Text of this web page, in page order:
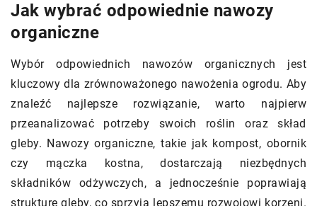
Jak wybrać odpowiednie nawozy
organiczne
Wybór odpowiednich nawozów organicznych jest
kluczowy dla zrównoważonego nawożenia ogrodu. Aby
znaleźć najlepsze rozwiązanie, warto najpierw
przeanalizować potrzeby swoich roślin oraz skład
gleby. Nawozy organiczne, takie jak kompost, obornik
czy mączka kostna, dostarczają niezbędnych
składników odżywczych, a jednocześnie poprawiają
strukturę gleby, co sprzyja lepszemu rozwojowi korzeni.